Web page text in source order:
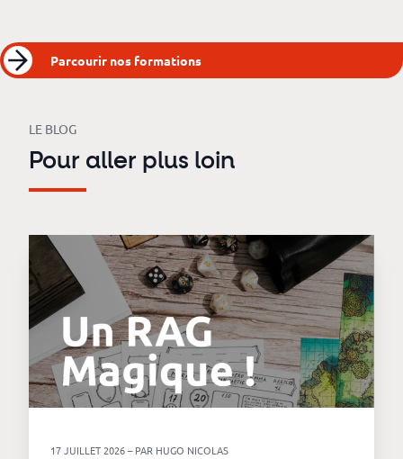
Parcourir nos formations
LE BLOG
Pour aller plus loin
17 JUILLET 2026 – PAR HUGO NICOLAS